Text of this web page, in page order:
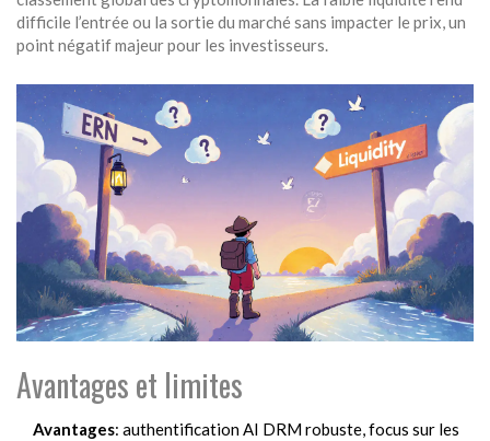
difficile l’entrée ou la sortie du marché sans impacter le prix, un
point négatif majeur pour les investisseurs.
Avantages et limites
Avantages: authentification AI DRM robuste, focus sur les